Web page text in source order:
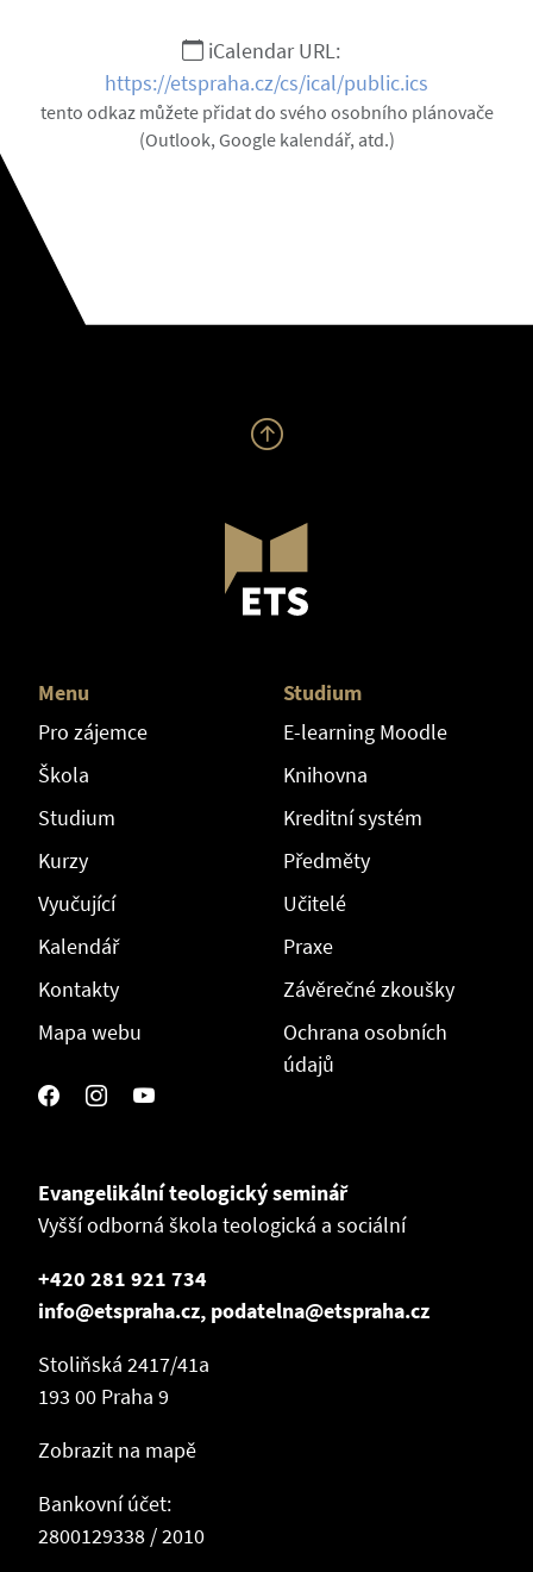
iCalendar URL:
https://etspraha.cz/cs/ical/public.ics
tento odkaz můžete přidat do svého osobního plánovače
(Outlook, Google kalendář, atd.)
Menu
Pro zájemce
Škola
Studium
Kurzy
Vyučující
Kalendář
Kontakty
Mapa webu
Studium
E-learning Moodle
Knihovna
Kreditní systém
Předměty
Učitelé
Praxe
Závěrečné zkoušky
Ochrana osobních
údajů
Evangelikální teologický seminář
Vyšší odborná škola teologická a sociální
+420 281 921 734
info@etspraha.cz, podatelna@etspraha.cz
Stoliňská 2417/41a
193 00 Praha 9
Zobrazit na mapě
Bankovní účet:
2800129338 / 2010